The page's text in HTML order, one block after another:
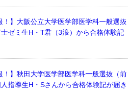
！】大阪公立大学医学部医学科一般選抜
士ゼミ生H・T君（3浪）から合格体験記
！】秋田大学医学部医学科一般選抜（前
指導生H・Sさんから合格体験記が届き